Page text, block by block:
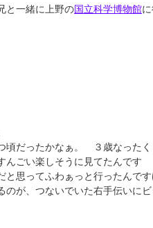
と一緒に上野の国立科学博物館
頃だったかなぁ。 ３歳なったく
ごい楽しそうに見てたんです
思ってふわぁっと行ったんで
のが、つないでいた右手伝いに